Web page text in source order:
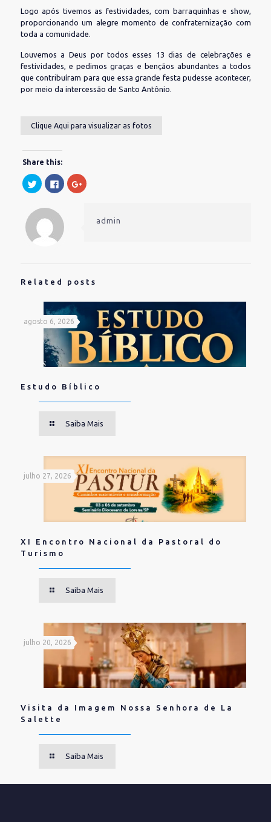
Logo após tivemos as festividades, com barraquinhas e show,
proporcionando um alegre momento de confraternização com
toda a comunidade.
Louvemos a Deus por todos esses 13 dias de celebrações e
festividades, e pedimos graças e bençãos abundantes a todos
que contribuíram para que essa grande festa pudesse acontecer,
por meio da intercessão de Santo Antônio.
Clique Aqui para visualizar as fotos
Share this:
Clique
para
compartilhar
Twitter(abre
em
nova
janela)
Clique
para
compartilhar
em
nova
janela)
Compartilhe
no
nova
janela)admin
Related posts
agosto 6, 2026
Estudo Bíblico
Saiba Mais
julho 27, 2026
XI Encontro Nacional da Pastoral do
Turismo
Saiba Mais
julho 20, 2026
Visita da Imagem Nossa Senhora de La
Salette
Saiba Mais